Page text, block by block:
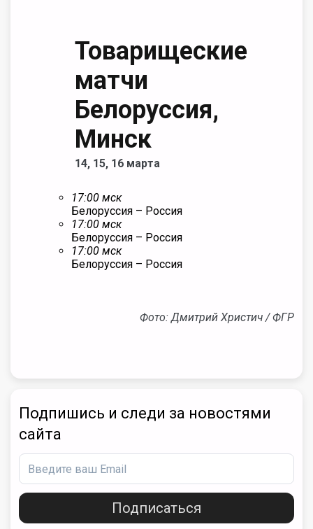
Товарищеские
матчи
Белоруссия,
Минск
14, 15, 16 марта
17:00 мск
Белоруссия – Россия
17:00 мск
Белоруссия – Россия
17:00 мск
Белоруссия – Россия
Фото: Дмитрий Христич / ФГР
Подпишись и следи за новостями
сайта
Подписаться